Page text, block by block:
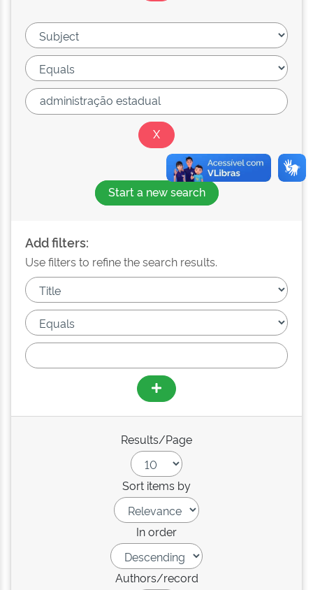
Start a new search
Add filters:
Use filters to refine the search results.
Results/Page
Sort items by
In order
Authors/record